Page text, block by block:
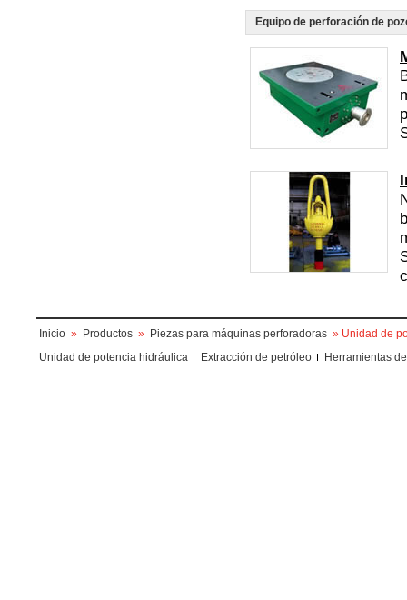
Equipo de perforación de
Inicio » Productos » Piezas para máquinas perforadoras » Unidad de
Unidad de potencia hidráulica
Extracción de petróleo Herramientas